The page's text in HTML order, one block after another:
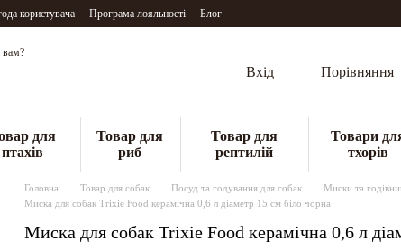
користувача Програма лояльності Блог
вам?
Вхід Порівняння
для
птахів
Товар для
риб
Товар для
рептилій
Товари
тхорів
Головна Товар для собак Посуд та годування для собак
Миски та
Миска для собак Trixie Food керамічна 0,6 л діаметр 15 см біло чорна
Миска для собак Trixie Food керамічна 0,6 л